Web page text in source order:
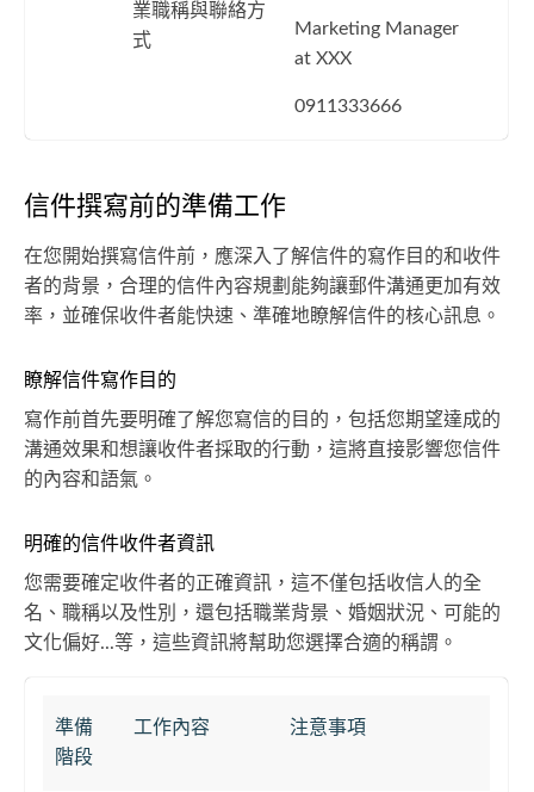
業職稱與聯絡方
式
Marketing Manager
at XXX
0911333666
信件撰寫前的準備工作
在您開始撰寫信件前，應深入了解信件的寫作目的和收件
者的背景，合理的信件內容規劃能夠讓郵件溝通更加有效
率，並確保收件者能快速、準確地瞭解信件的核心訊息。
瞭解信件寫作目的
寫作前首先要明確了解您寫信的目的，包括您期望達成的
溝通效果和想讓收件者採取的行動，這將直接影響您信件
的內容和語氣。
明確的信件收件者資訊
您需要確定收件者的正確資訊，這不僅包括收信人的全
名、職稱以及性別，還包括職業背景、婚姻狀況、可能的
文化偏好...等，這些資訊將幫助您選擇合適的稱謂。
準備
階段
工作內容 注意事項